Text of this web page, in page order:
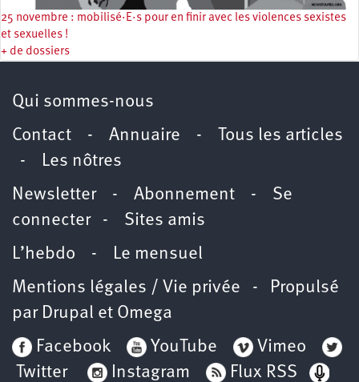
25 novembre : mobilisé·E·s pour en finir avec les violences sexistes
et sexuelles !
+ de dossiers
Qui sommes-nous
Contact - Annuaire -
Tous les articles
- Les nôtres
Newsletter- Abonnement - Se
connecter- Sites amis
L’hebdo - Le mensuel
Mentions légales / Vie privée - Propulsé
par Drupal et Omega
Facebook
YouTube
Vimeo
Twitter
Instagram Flux RSS